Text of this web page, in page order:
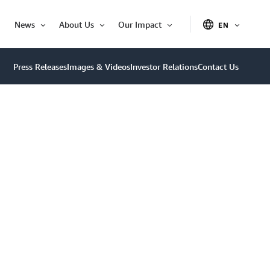
News
Item
About Us
Item
Our Impact
Open
Item
EN
Press ReleasesImages & VideosInvestor RelationsContact Us